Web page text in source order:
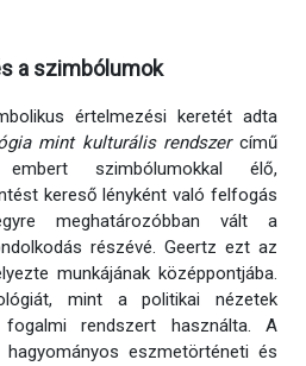
a szimbólumok
értelmezési keretét adta
mint kulturális rendszercímű
szimbólumokkal élő,
kereső lényként való felfogás
meghatározóbban vált a
részévé. Geertz ezt az
munkájának középpontjába.
mint a politikai nézetek
fogalmi rendszert használta. A
eszmetörténeti és